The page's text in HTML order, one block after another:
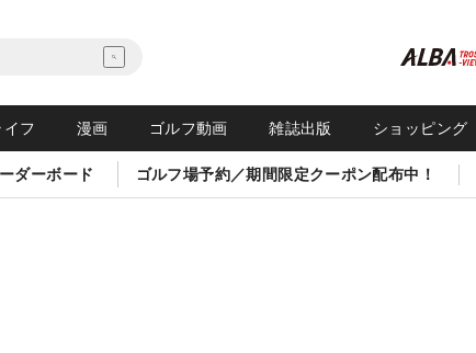
イフ 漫画 ゴルフ動画 雑誌出版 ショッピング
ダーボード ゴルフ場予約／期間限定クーポン配布中！